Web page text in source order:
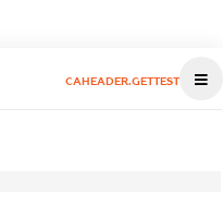
CAHEADER.GETTEST